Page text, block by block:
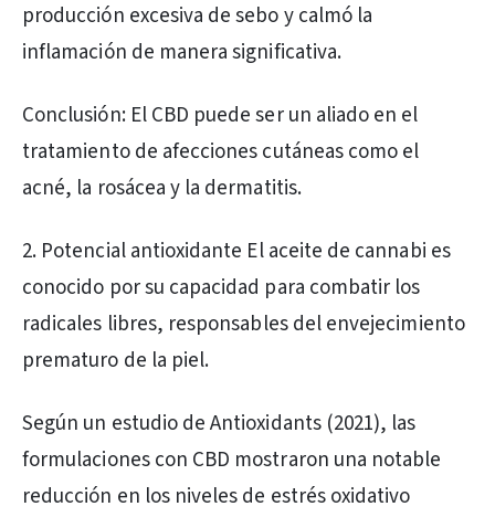
producción excesiva de sebo y calmó la
inflamación de manera significativa.
Conclusión: El CBD puede ser un aliado en el
tratamiento de afecciones cutáneas como el
acné, la rosácea y la dermatitis.
2. Potencial antioxidante El aceite de cannabi es
conocido por su capacidad para combatir los
radicales libres, responsables del envejecimiento
prematuro de la piel.
Según un estudio de Antioxidants (2021), las
formulaciones con CBD mostraron una notable
reducción en los niveles de estrés oxidativo